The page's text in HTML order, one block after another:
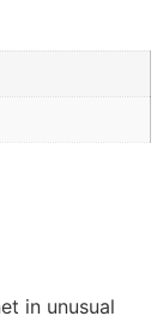
in unusual